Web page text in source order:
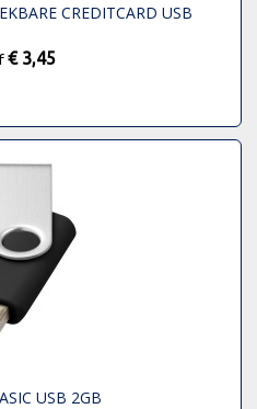
CREDITCARD USB
€ 3,45
USB 2GB